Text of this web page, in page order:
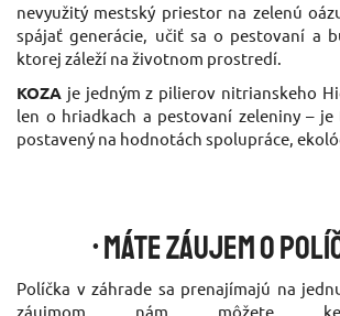
nevyužitý mestský priestor na zelenú
spájať generácie, učiť sa o pestovaní a
ktorej záleží na životnom prostredí.
KOZA je jedným z pilierov nitrianskeho
len o hriadkach a pestovaní zeleniny – je
postavený na hodnotách spolupráce,
• Máte záujem o
Políčka v záhrade sa prenajímajú na
záujmom nám môžete